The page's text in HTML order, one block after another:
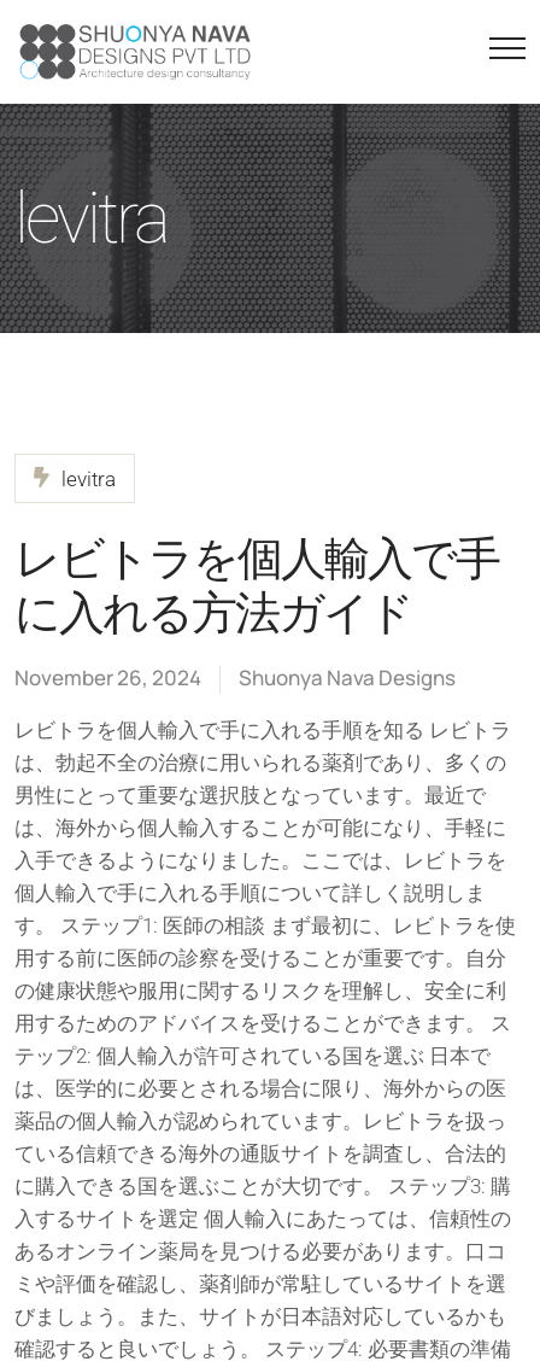
levitra
levitra
レビトラを個人輸入で手
に入れる方法ガイド
November 26, 2024 Shuonya Nava Designs
レビトラを個人輸入で手に入れる手順を知る レビトラ
は、勃起不全の治療に用いられる薬剤であり、多くの
男性にとって重要な選択肢となっています。最近で
は、海外から個人輸入することが可能になり、手軽に
入手できるようになりました。ここでは、レビトラを
個人輸入で手に入れる手順について詳しく説明しま
す。 ステップ1: 医師の相談 まず最初に、レビトラを使
用する前に医師の診察を受けることが重要です。自分
の健康状態や服用に関するリスクを理解し、安全に利
用するためのアドバイスを受けることができます。 ス
テップ2: 個人輸入が許可されている国を選ぶ 日本で
は、医学的に必要とされる場合に限り、海外からの医
薬品の個人輸入が認められています。レビトラを扱っ
ている信頼できる海外の通販サイトを調査し、合法的
に購入できる国を選ぶことが大切です。 ステップ3: 購
入するサイトを選定 個人輸入にあたっては、信頼性の
あるオンライン薬局を見つける必要があります。口コ
ミや評価を確認し、薬剤師が常駐しているサイトを選
びましょう。また、サイトが日本語対応しているかも
確認すると良いでしょう。 ステップ4: 必要書類の準備